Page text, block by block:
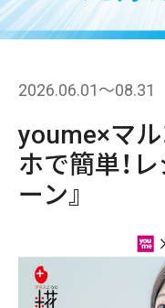
2026.06.01〜08.31
youme×マル
ホで簡単！
ーン』